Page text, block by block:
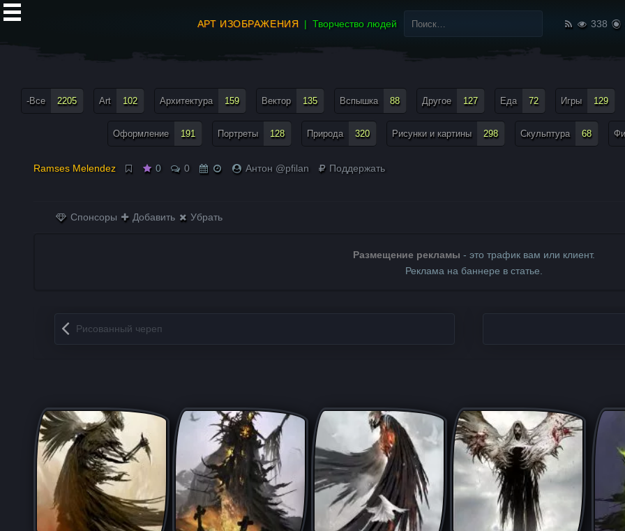
АРТ ИЗОБРАЖЕНИЯ Творчество людей
Найти:
338
-Все 2205 Art 102 Архитектура 159 Вектор 135 Вспышка 88 Другое 127 Еда 72 Игры 129
Оформление 191 Портреты 128 Природа 320 Рисунки и картины 298 Скульптура 68
Ramses Melendez 0 0 Антон @pfilan Поддержать
Спонсоры Добавить Убрать
Размещение рекламы - это трафик вам или клиент.
Реклама на баннере в статье.
Запись навигация
Рисованный череп